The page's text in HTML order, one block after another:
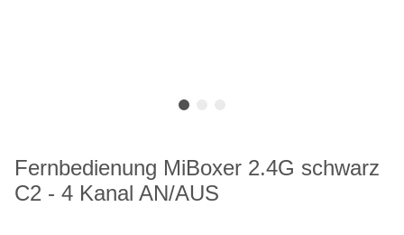
Fernbedienung MiBoxer 2.4G schwarz
C2 - 4 Kanal AN/AUS